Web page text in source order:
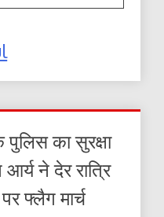
पुलिस का सुरक्षा
ने देर रात्रि
फ्लैग मार्च